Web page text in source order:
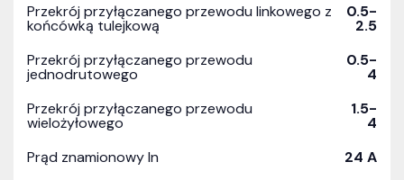
Przekrój przyłączanego przewodu linkowego z
końcówką tulejkową
0.5-
2.5
Przekrój przyłączanego przewodu
jednodrutowego
0.5-
4
Przekrój przyłączanego przewodu
wielożyłowego
1.5-
4
Prąd znamionowy In
24 A